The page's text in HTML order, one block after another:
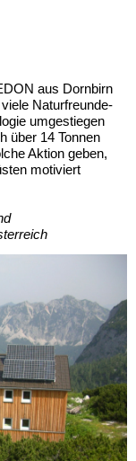
aus Dornbirn
Naturfreunde-
umgestiegen
über 14 Tonnen
Aktion geben,
motiviert